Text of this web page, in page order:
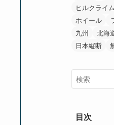
ヒルクライム
ホイール
九州
北海
日本縦断
目次